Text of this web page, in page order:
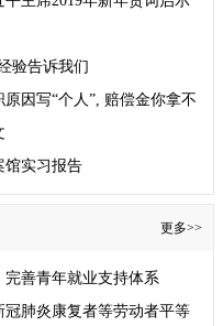
验告诉我们
因写“个人”, 赔偿金你拿不
馆实习报告
更多>>
善青年就业支持体系
肺炎康复者等劳动者平等